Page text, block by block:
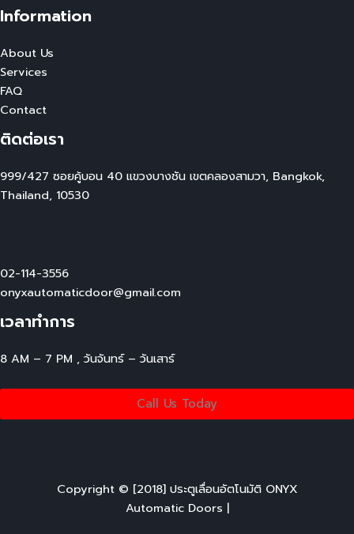
Information
About Us
Services
FAQ
Contact
ติดต่อเรา
999/427 ซอยคู้บอน 40 แขวงบางชัน เขตคลองสามวา, Bangkok,
Thailand, 10530
02-114-3556
onyxautomaticdoor@gmail.com
เวลาทำการ
8 AM – 7 PM , วันจันทร์ – วันเสาร์
Call Us Today
Copyright © [2018] ประตูเลื่อนอัตโนมัติ ONYX
Automatic Doors |